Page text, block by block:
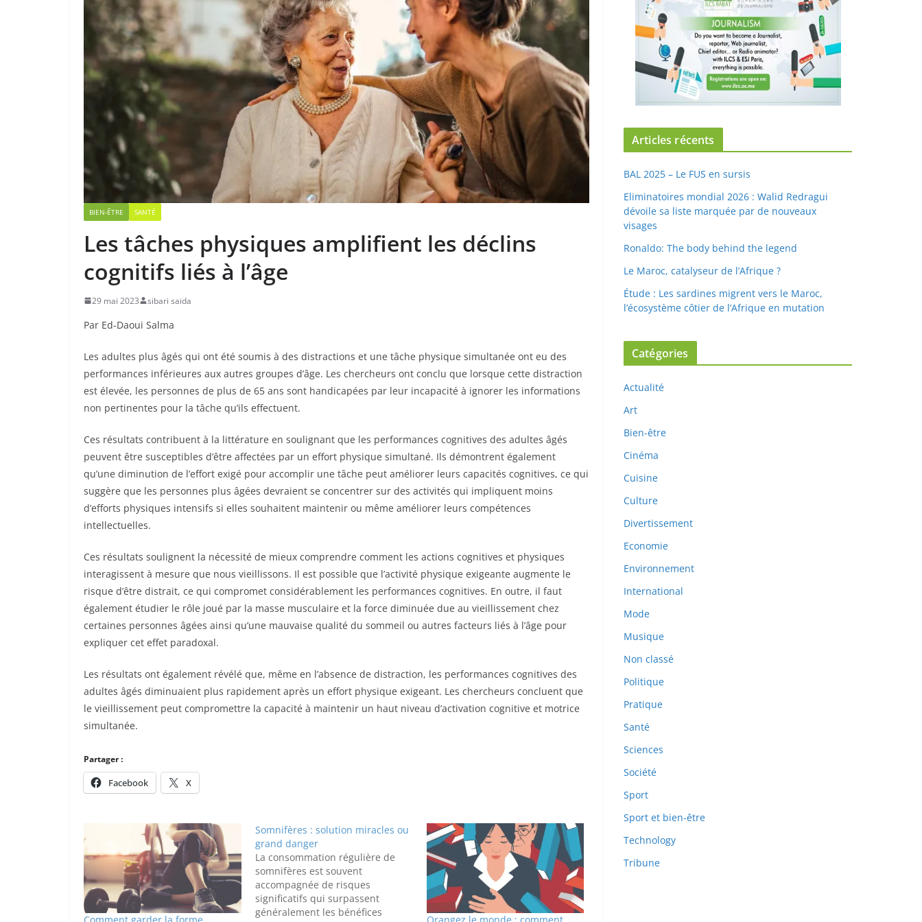
BIEN-ÊTRE SANTÉ
Les tâches physiques amplifient les déclins
cognitifs liés à l’âge
29 mai 2023 sibari saida
Par Ed-Daoui Salma
Les adultes plus âgés qui ont été soumis à des distractions et une tâche physique simultanée ont eu des
performances inférieures aux autres groupes d’âge. Les chercheurs ont conclu que lorsque cette distraction
est élevée, les personnes de plus de 65 ans sont handicapées par leur incapacité à ignorer les informations
non pertinentes pour la tâche qu’ils effectuent.
Ces résultats contribuent à la littérature en soulignant que les performances cognitives des adultes âgés
peuvent être susceptibles d’être affectées par un effort physique simultané. Ils démontrent également
qu’une diminution de l’effort exigé pour accomplir une tâche peut améliorer leurs capacités cognitives, ce qui
suggère que les personnes plus âgées devraient se concentrer sur des activités qui impliquent moins
d’efforts physiques intensifs si elles souhaitent maintenir ou même améliorer leurs compétences
intellectuelles.
Ces résultats soulignent la nécessité de mieux comprendre comment les actions cognitives et physiques
interagissent à mesure que nous vieillissons. Il est possible que l’activité physique exigeante augmente le
risque d’être distrait, ce qui compromet considérablement les performances cognitives. En outre, il faut
également étudier le rôle joué par la masse musculaire et la force diminuée due au vieillissement chez
certaines personnes âgées ainsi qu’une mauvaise qualité du sommeil ou autres facteurs liés à l’âge pour
expliquer cet effet paradoxal.
Les résultats ont également révélé que, même en l’absence de distraction, les performances cognitives des
adultes âgés diminuaient plus rapidement après un effort physique exigeant. Les chercheurs concluent que
le vieillissement peut compromettre la capacité à maintenir un haut niveau d’activation cognitive et motrice
simultanée.
Partager :
Facebook X
Somnifères : solution miracles ou
grand danger
La consommation régulière de
somnifères est souvent
accompagnée de risques
significatifs qui surpassent
généralement les bénéfices
Articles récents
BAL 2025 – Le FUS en sursis
Eliminatoires mondial 2026 : Walid Redragui
dévoile sa liste marquée par de nouveaux
visages
Ronaldo: The body behind the legend
Le Maroc, catalyseur de l’Afrique ?
Étude : Les sardines migrent vers le Maroc,
l’écosystème côtier de l’Afrique en mutation
Catégories
Actualité
Art
Bien-être
Cinéma
Cuisine
Culture
Divertissement
Economie
Environnement
International
Mode
Musique
Non classé
Politique
Pratique
Santé
Sciences
Société
Sport
Sport et bien-être
Technology
Tribune